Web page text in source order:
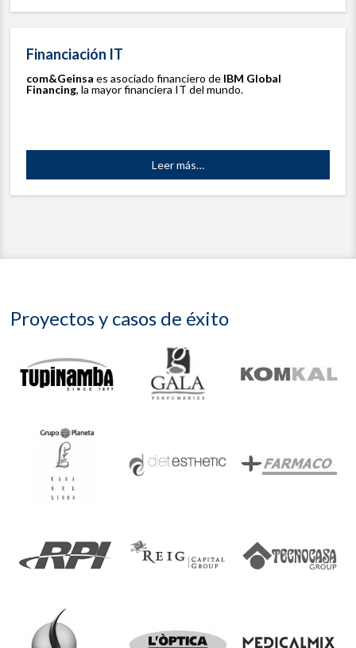
Financiación IT
com&Geinsa es asociado financiero de IBM Global
Financing, la mayor financiera IT del mundo.
Leer más…
Proyectos y casos de éxito